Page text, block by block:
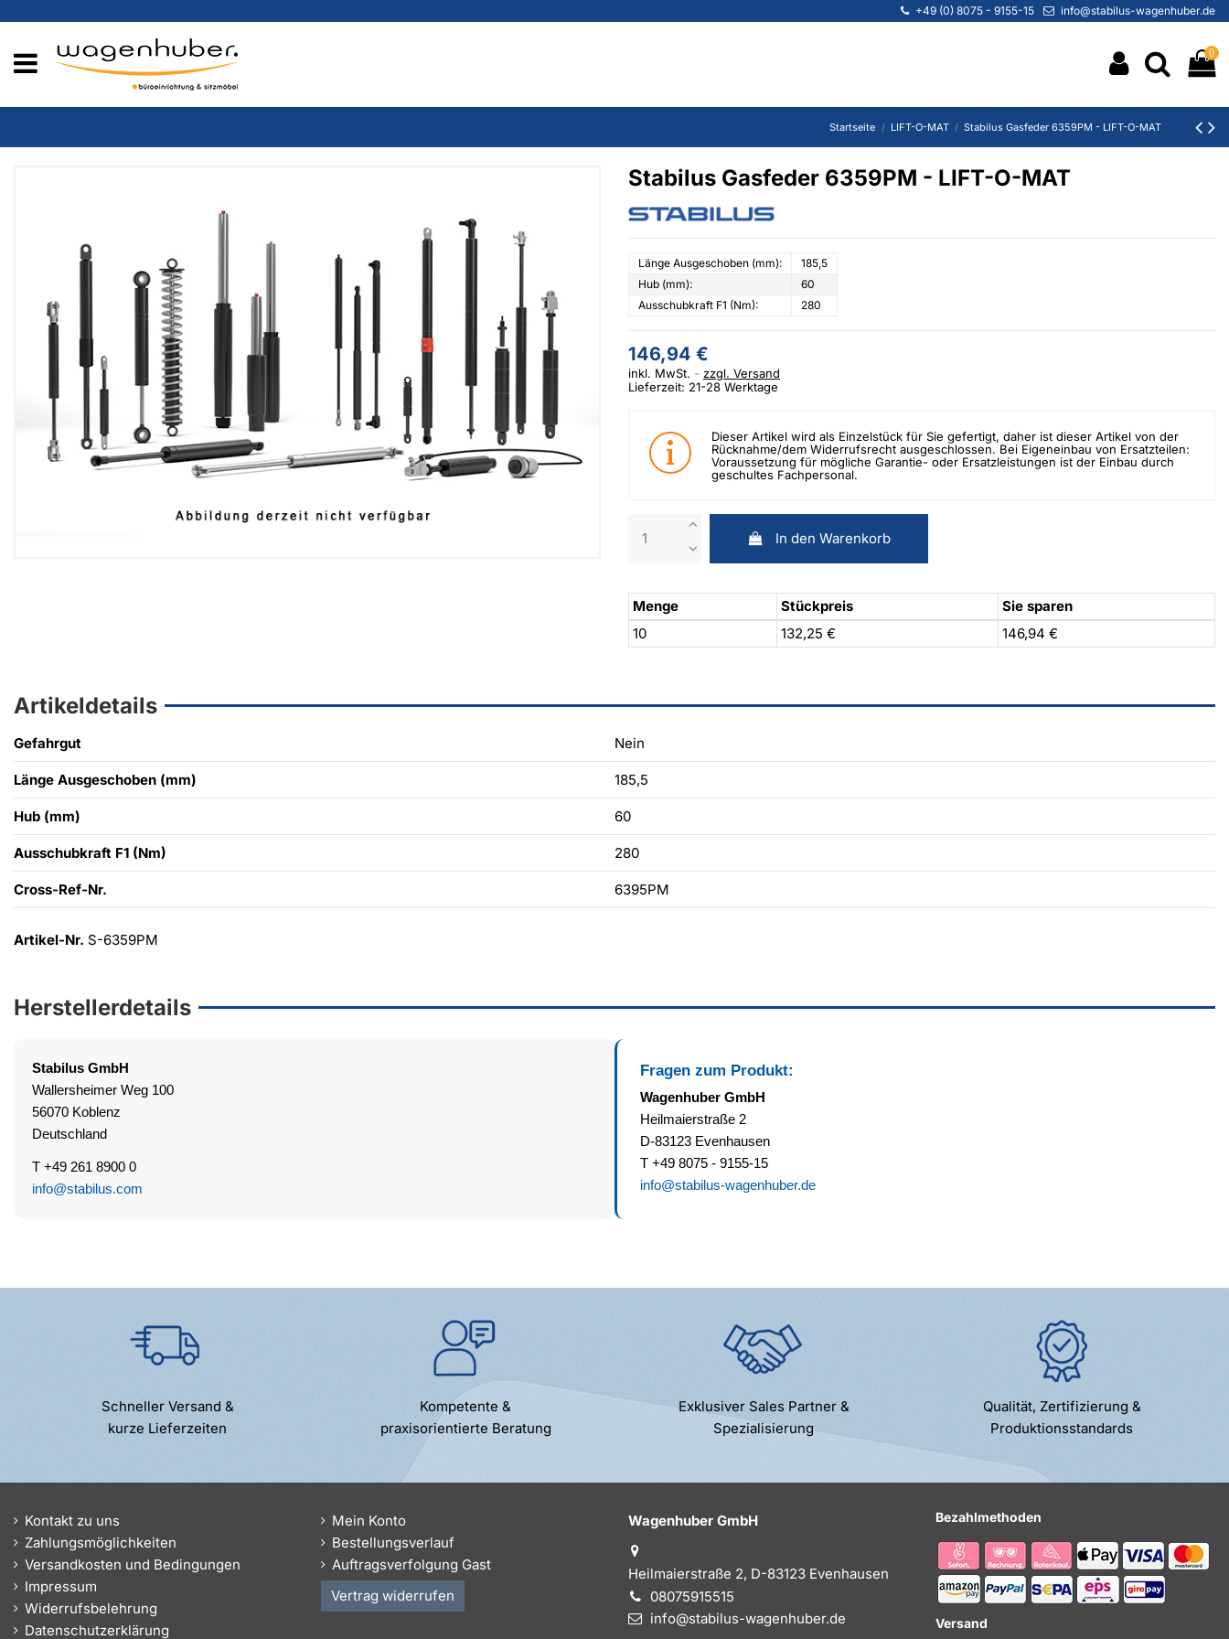
+49 (0) 8075 - 9155-15 info@stabilus-wagenhuber.de
0
Startseite LIFT-O-MAT Stabilus Gasfeder 6359PM - LIFT-O-MAT
Stabilus Gasfeder 6359PM - LIFT-O-MAT
Länge Ausgeschoben (mm):
185,5
Hub (mm):
60
Ausschubkraft F1 (Nm):
280
146,94 €
inkl. MwSt.
zzgl. Versand
Lieferzeit: 21-28 Werktage
Dieser Artikel wird als Einzelstück für Sie gefertigt, daher ist dieser Artikel von der
Rücknahme/dem Widerrufsrecht ausgeschlossen. Bei Eigeneinbau von Ersatzteilen:
Voraussetzung für mögliche Garantie- oder Ersatzleistungen ist der Einbau durch
geschultes Fachpersonal.
In den Warenkorb
Menge Stückpreis
Sie sparen
10
132,25 € 146,94 €
Artikeldetails
Gefahrgut Nein
Länge Ausgeschoben (mm) 185,5
Hub (mm) 60
Ausschubkraft F1 (Nm) 280
Cross-Ref-Nr. 6395PM
Artikel-Nr. S-6359PM
Herstellerdetails
Stabilus GmbH
Wallersheimer Weg 100
56070 Koblenz
Deutschland
T +49 261 8900 0
info@stabilus.com
Fragen zum Produkt:
Wagenhuber GmbH
Heilmaierstraße 2
D-83123 Evenhausen
T +49 8075 - 9155-15
info@stabilus-wagenhuber.de
Schneller Versand &
kurze Lieferzeiten
Kompetente &
praxisorientierte Beratung
Exklusiver Sales Partner &
Spezialisierung
Qualität, Zertifizierung &
Produktionsstandards
Kontakt zu uns
Zahlungsmöglichkeiten
Versandkosten und Bedingungen
Impressum
Widerrufsbelehrung
Datenschutzerklärung
Mein Konto
Bestellungsverlauf
Auftragsverfolgung Gast
Vertrag widerrufen
Wagenhuber GmbH
Heilmaierstraße 2, D-83123 Evenhausen
08075915515
info@stabilus-wagenhuber.de
Bezahlmethoden
Versand